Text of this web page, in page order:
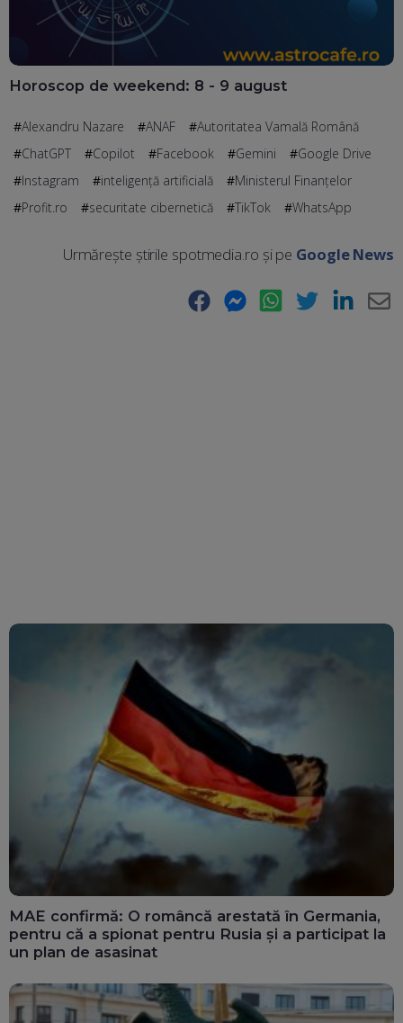
Horoscop de weekend: 8 - 9 august
Alexandru Nazare ANAF
Autoritatea Vamală Română
ChatGPT
Copilot Facebook Gemini
Google Drive
Instagram
inteligență artificială
Ministerul Finanțelor
Profit.ro
securitate cibernetică TikTok WhatsApp
Urmărește știrile spotmedia.ro și pe Google News
Facebook Messenger WhatsApp Twitter LinkedIn
MAE confirmă: O româncă arestată în Germania,
pentru că a spionat pentru Rusia și a participat la
un plan de asasinat